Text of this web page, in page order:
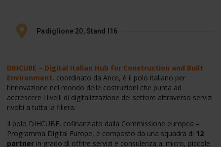
Padiglione 20, Stand I16
DIHCUBE – Digital Italian Hub for Construction and Built
Environment, coordinato da Ance, è il polo italiano per
l’innovazione nel mondo delle costruzioni che punta ad
accrescere i livelli di digitalizzazione del settore attraverso servizi
rivolti a tutta la filiera.
Il polo DIHCUBE, cofinanziato dalla Commissione europea –
Programma Digital Europe, è composto da una squadra di 12
partner in grado di offrire servizi e consulenza a: micro, piccole